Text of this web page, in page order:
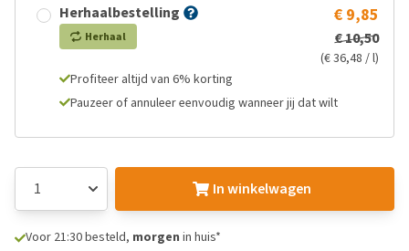
Herhaalbestelling
Herhaal
€ 9,85
€ 10,50
(€ 36,48 / l)
Profiteer altijd van 6% korting
Pauzeer of annuleer eenvoudig wanneer jij dat wilt
In winkelwagen
Voor 21:30 besteld, morgen in huis*